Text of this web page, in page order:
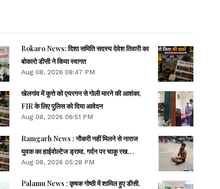
Bokaro News: दिशा समिति सदस्य देवेश तिवारी का
बोकारो डीसी ने किया स्वागत
Aug 08, 2026 08:47 PM
खेलगांव में कुत्ते को एयरगन से गोली मारने की आशंका,
FIR के लिए पुलिस को दिया आवेदन
Aug 08, 2026 06:51 PM
Ramgarh News : नौकरी नहीं मिलने से नाराज
युवक का हाईवोल्टेज ड्रामा, गर्दन पर चाकू रख
आत्महत्या की दी धमकी
Aug 08, 2026 05:28 PM
Palamu News : कृषक गोष्ठी में शामिल हुए डीसी,